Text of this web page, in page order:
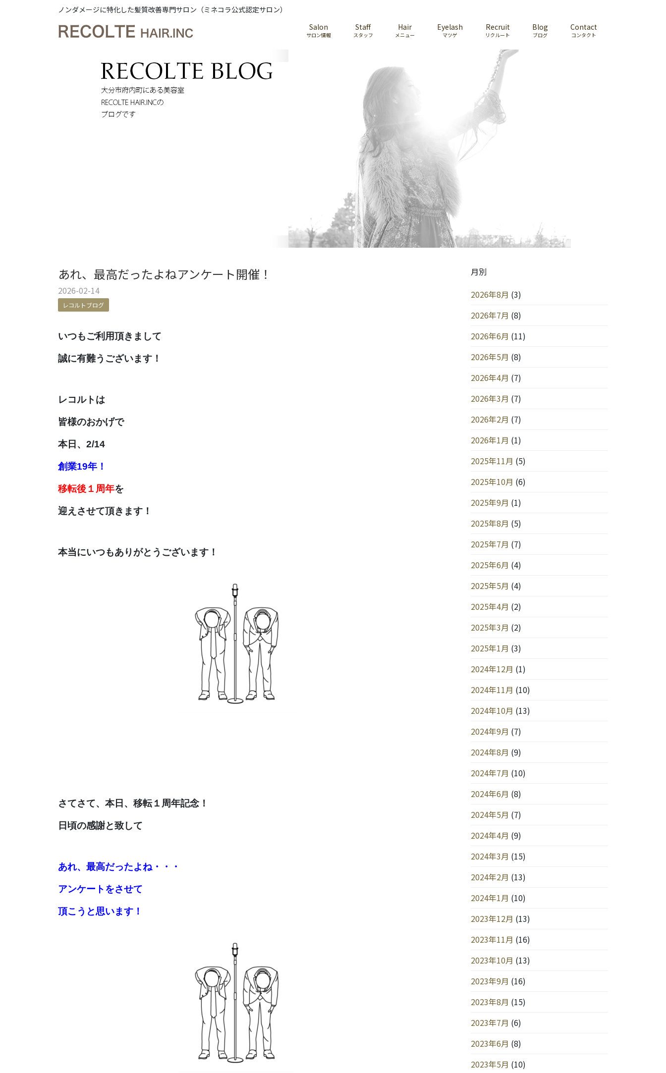
ノンダメージに特化した髪質改善専門サロン（ミネコラ公式認定サロン）
Salon
サロン情報
Staff
スタッフ
Hair
メニュー
Eyelash
マツゲ
Recruit
リクルート
Blog
ブログ
Contact
コンタクト
あれ、最高だったよねアンケート開催！
2026-02-14
レコルトブログ
いつもご利用頂きまして
誠に有難うございます！
レコルトは
皆様のおかげで
本日、2/14
創業19年！
移転後１周年を
迎えさせて頂きます！
本当にいつもありがとうございます！
さてさて、本日、移転１周年記念 ！
日頃の感謝と致して
あれ、最高だったよね・・・
アンケートをさせて
頂こうと思います！
月別
2026年8月 (3)
2026年7月 (8)
2026年6月 (11)
2026年5月 (8)
2026年4月 (7)
2026年3月 (7)
2026年2月 (7)
2026年1月 (1)
2025年11月 (5)
2025年10月 (6)
2025年9月 (1)
2025年8月 (5)
2025年7月 (7)
2025年6月 (4)
2025年5月 (4)
2025年4月 (2)
2025年3月 (2)
2025年1月 (3)
2024年12月 (1)
2024年11月 (10)
2024年10月 (13)
2024年9月 (7)
2024年8月 (9)
2024年7月 (10)
2024年6月 (8)
2024年5月 (7)
2024年4月 (9)
2024年3月 (15)
2024年2月 (13)
2024年1月 (10)
2023年12月 (13)
2023年11月 (16)
2023年10月 (13)
2023年9月 (16)
2023年8月 (15)
2023年7月 (6)
2023年6月 (8)
2023年5月 (10)